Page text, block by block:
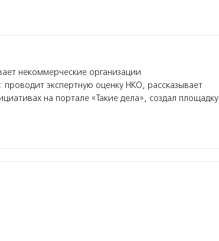
некоммерческие организации
экспертную оценку НКО, рассказывает
на портале «Такие дела», создал площадку